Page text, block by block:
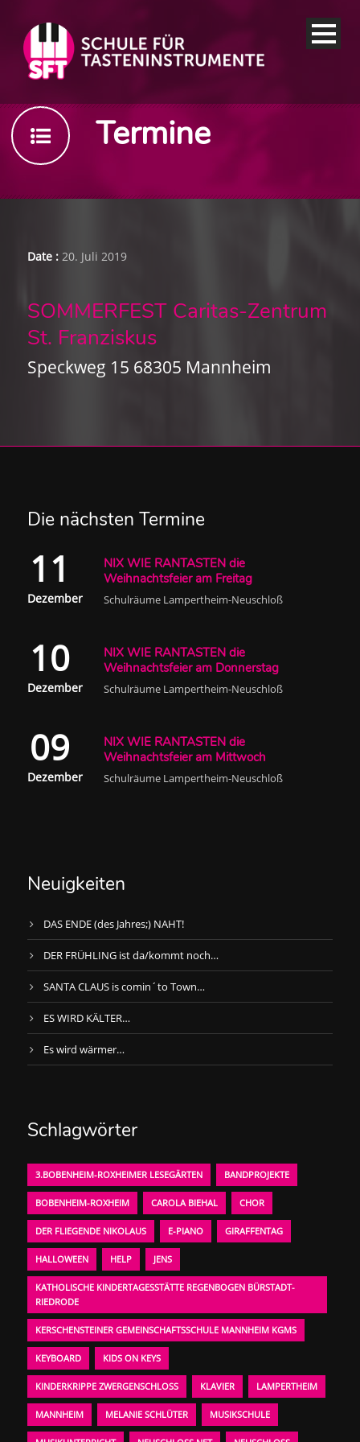
Termine
Date : 20. Juli 2019
SOMMERFEST Caritas-Zentrum
St. Franziskus
Speckweg 15 68305 Mannheim
Die nächsten Termine
11
Dezember
NIX WIE RANTASTEN die
Weihnachtsfeier am Freitag
Schulräume Lampertheim-Neuschloß
10
Dezember
NIX WIE RANTASTEN die
Weihnachtsfeier am Donnerstag
Schulräume Lampertheim-Neuschloß
09
Dezember
NIX WIE RANTASTEN die
Weihnachtsfeier am Mittwoch
Schulräume Lampertheim-Neuschloß
Neuigkeiten
DAS ENDE (des Jahres;) NAHT!
DER FRÜHLING ist da/kommt noch…
SANTA CLAUS is comin´to Town…
ES WIRD KÄLTER…
Es wird wärmer…
Schlagwörter
3.BOBENHEIM-ROXHEIMER LESEGÄRTEN BANDPROJEKTE
BOBENHEIM-ROXHEIM CAROLA BIEHAL CHOR
DER FLIEGENDE NIKOLAUS E-PIANO GIRAFFENTAG
HALLOWEEN HELP JENS
KATHOLISCHE KINDERTAGESSTÄTTE REGENBOGEN BÜRSTADT-
RIEDRODE
KERSCHENSTEINER GEMEINSCHAFTSSCHULE MANNHEIM KGMS
KEYBOARD KIDS ON KEYS
KINDERKRIPPE ZWERGENSCHLOSS KLAVIER LAMPERTHEIM
MANNHEIM MELANIE SCHLÜTER MUSIKSCHULE